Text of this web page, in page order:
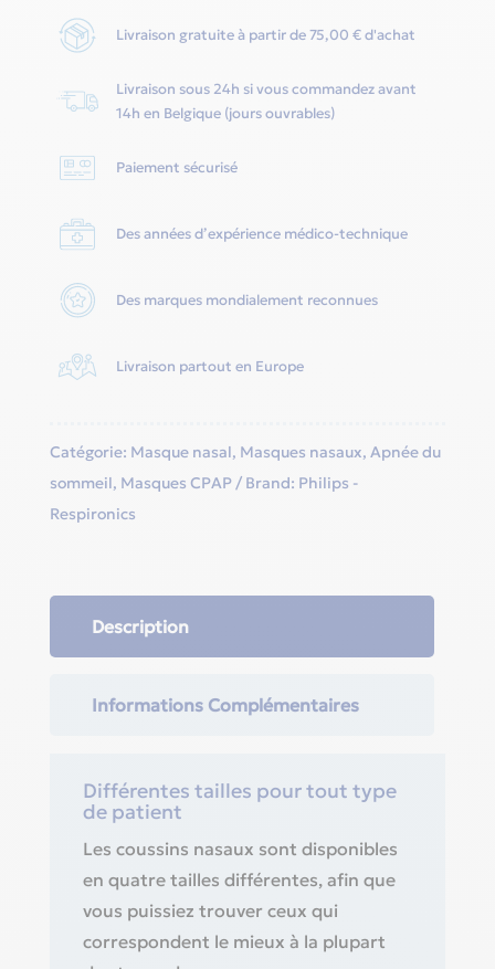
DreamWear
Nasal
The
Large
Respironics
Livraison gratuite à partir de 75,00 € d'achat
Livraison sous 24h si vous commandez avant
14h en Belgique (jours ouvrables)
Paiement sécurisé
Des années d’expérience médico-technique
Des marques mondialement reconnues
Livraison partout en Europe
Catégorie: Masque nasal, Masques nasaux, Apnée du
sommeil, Masques CPAP Brand: Philips -
Respironics
Description
Informations Complémentaires
Différentes tailles pour tout type
de patient
Les coussins nasaux sont disponibles
en quatre tailles différentes, afin que
vous puissiez trouver ceux qui
correspondent le mieux à la plupart